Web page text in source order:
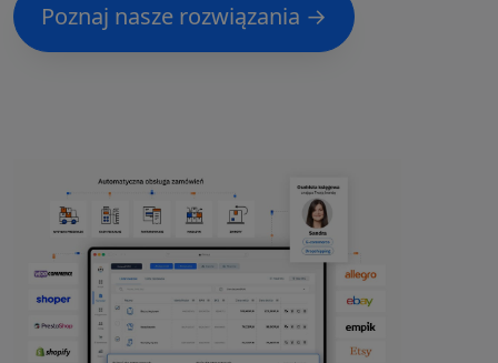
Poznaj nasze rozwiązania →